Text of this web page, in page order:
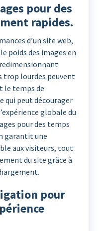
pour des
rapides.
d’un site web,
poids des images en
trop lourdes peuvent
le temps de
qui peut décourager
globale du
pour des temps
garantit une
aux visiteurs, tout
du site grâce à
pour